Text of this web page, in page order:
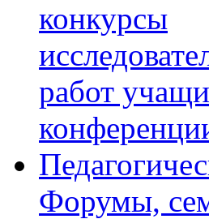
конкурсы
работ
Форумы,